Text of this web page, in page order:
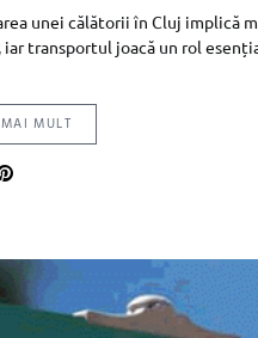
unei călătorii în Cluj implică
iar transportul joacă un rol
MULT